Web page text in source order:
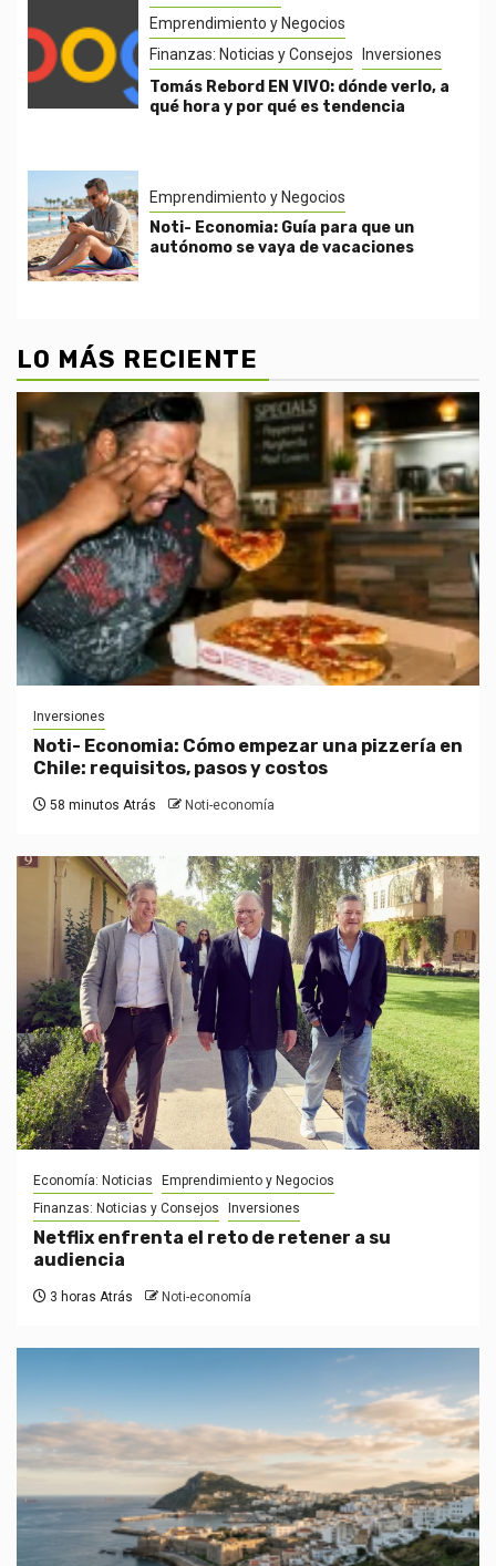
Emprendimiento y Negocios
Finanzas: Noticias y Consejos
Inversiones
Tomás Rebord EN VIVO: dónde verlo, a
qué hora y por qué es tendencia
Emprendimiento y Negocios
Noti- Economia: Guía para que un
autónomo se vaya de vacaciones
LO MÁS RECIENTE
Inversiones
Noti- Economia: Cómo empezar una pizzería en
Chile: requisitos, pasos y costos
58 minutos Atrás Noti-economía
Economía: Noticias
Emprendimiento y Negocios
Finanzas: Noticias y Consejos
Inversiones
Netflix enfrenta el reto de retener a su
audiencia
3 horas Atrás Noti-economía